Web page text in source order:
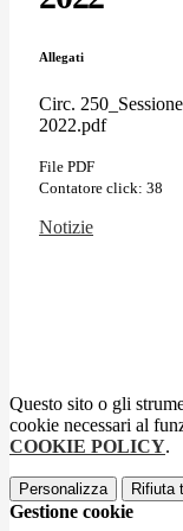
Allegati
Circ.
2022.pdf
File PDF
Contatore click: 38
Notizie
Questo sito o gli
cookie necessari al
COOKIE POLICY.
Personalizza Rifiuta
Gestione cookie